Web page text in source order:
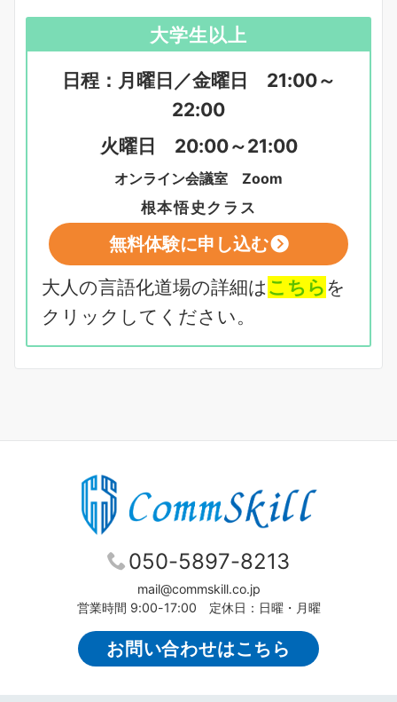
大学生以上
日程：月曜日／金曜日 21:00～
22:00
火曜日 20:00～21:00
オンライン会議室 Zoom
根本悟史クラス
無料体験に申し込む
大人の言語化道場の詳細は こちら を
クリックしてください。
050-5897-8213
mail@commskill.co.jp
営業時間 9:00-17:00 定休日：日曜・月曜
お問い合わせはこちら